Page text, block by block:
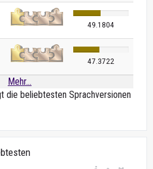
49.1804
47.3722
Mehr...
die beliebtesten Sprachversionen